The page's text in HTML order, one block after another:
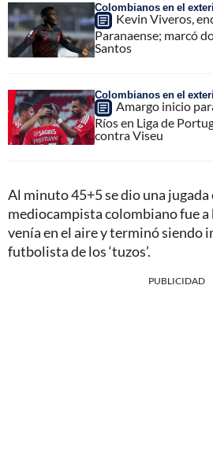
Colombianos en el
Kevin Viveros,
Paranaense; marcó
Santos
Colombianos en el
Amargo inicio
Ríos en Liga de
contra Viseu
Al minuto 45+5 se dio una jugada
mediocampista colombiano fue a
venía en el aire y terminó siendo
futbolista de los ‘tuzos’.
PUBLICIDAD